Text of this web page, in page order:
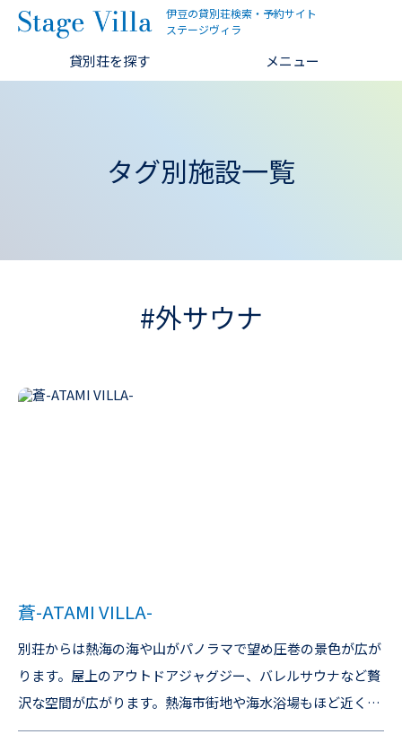
伊豆の貸別荘検索・予約サイト
ステージヴィラ
貸別荘を探す メニュー
タグ別施設一覧
#外サウナ
蒼-ATAMI VILLA-
別荘からは熱海の海や山がパノラマで望め圧巻の景色が広が
ります。屋上のアウトドアジャグジー、バレルサウナなど贅
沢な空間が広がります。熱海市街地や海水浴場もほど近くグ
ルメやアクティビティの拠点として長期滞在にもおすすめで